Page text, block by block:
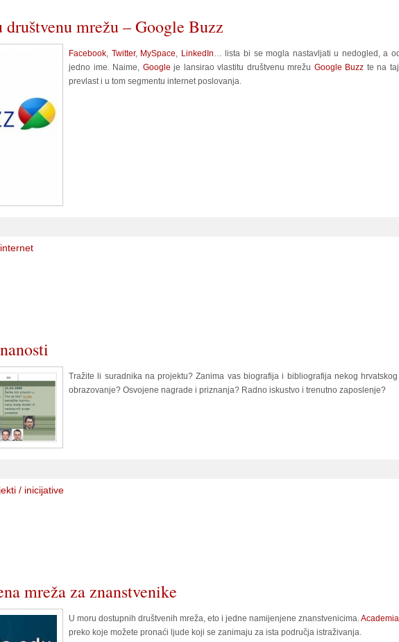
mrežu – Google Buzz
Facebook, Twitter, MySpace, LinkedIn… lista bi se mogla nastavljati u nedogled, a
jedno ime. Naime, Google je lansirao vlastitu društvenu mrežu Google Buzz te na
prevlast i u tom segmentu internet poslovanja.
Tražite li suradnika na projektu? Zanima vas biografija i bibliografija nekog
obrazovanje? Osvojene nagrade i priznanja? Radno iskustvo i trenutno zaposlenje?
/ inicijative
mreža za znanstvenike
U moru dostupnih društvenih mreža, eto i jedne namijenjene znanstvenicima.
preko koje možete pronaći ljude koji se zanimaju za ista područja istraživanja.